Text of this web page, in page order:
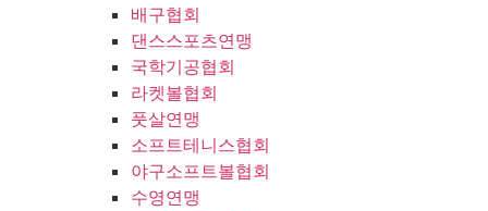
배구협회
댄스스포츠연맹
국학기공협회
라켓볼협회
풋살연맹
소프트테니스협회
야구소프트볼협회
수영연맹